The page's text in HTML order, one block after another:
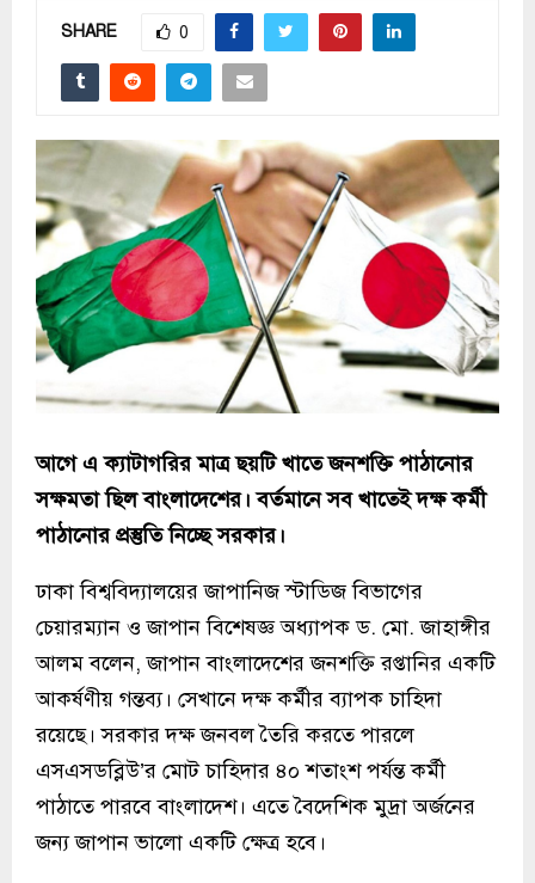
SHARE 0
আগে এ ক্যাটাগরির মাত্র ছয়টি খাতে জনশক্তি পাঠানোর
সক্ষমতা ছিল বাংলাদেশের। বর্তমানে সব খাতেই দক্ষ কর্মী
পাঠানোর প্রস্তুতি নিচ্ছে সরকার।
ঢাকা বিশ্ববিদ্যালয়ের জাপানিজ স্টাডিজ বিভাগের
চেয়ারম্যান ও জাপান বিশেষজ্ঞ অধ্যাপক ড. মো. জাহাঙ্গীর
আলম বলেন, জাপান বাংলাদেশের জনশক্তি রপ্তানির একটি
আকর্ষণীয় গন্তব্য। সেখানে দক্ষ কর্মীর ব্যাপক চাহিদা
রয়েছে। সরকার দক্ষ জনবল তৈরি করতে পারলে
এসএসডব্লিউ’র মোট চাহিদার ৪০ শতাংশ পর্যন্ত কর্মী
পাঠাতে পারবে বাংলাদেশ। এতে বৈদেশিক মুদ্রা অর্জনের
জন্য জাপান ভালো একটি ক্ষেত্র হবে।